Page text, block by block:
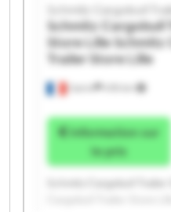
Carvin
Schmitz Cargobull
Schmitz Cargobull
Store Lille Schmitz
Trailer Store Lille
Information sur
le prix
Schmitz Cargobull Trailer